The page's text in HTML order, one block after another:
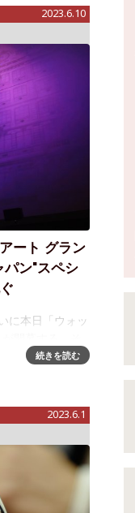
2023.6.10
ート グラン
パン"スペシ
に本日「ウォッ
招きいただい
続きを読む
2023.6.1